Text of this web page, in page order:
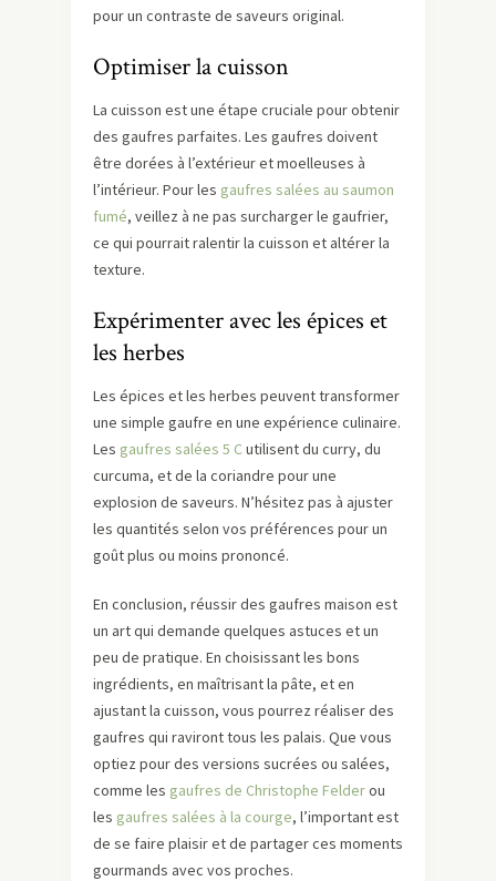
pour un contraste de saveurs original.
Optimiser la cuisson
La cuisson est une étape cruciale pour obtenir
des gaufres parfaites. Les gaufres doivent
être dorées à l’extérieur et moelleuses à
l’intérieur. Pour les gaufres salées au saumon
fumé, veillez à ne pas surcharger le gaufrier,
ce qui pourrait ralentir la cuisson et altérer la
texture.
Expérimenter avec les épices et
les herbes
Les épices et les herbes peuvent transformer
une simple gaufre en une expérience culinaire.
Les gaufres salées 5 Cutilisent du curry, du
curcuma, et de la coriandre pour une
explosion de saveurs. N’hésitez pas à ajuster
les quantités selon vos préférences pour un
goût plus ou moins prononcé.
En conclusion, réussir des gaufres maison est
un art qui demande quelques astuces et un
peu de pratique. En choisissant les bons
ingrédients, en maîtrisant la pâte, et en
ajustant la cuisson, vous pourrez réaliser des
gaufres qui raviront tous les palais. Que vous
optiez pour des versions sucrées ou salées,
comme les gaufres de Christophe Felderou
les gaufres salées à la courge, l’important est
de se faire plaisir et de partager ces moments
gourmands avec vos proches.